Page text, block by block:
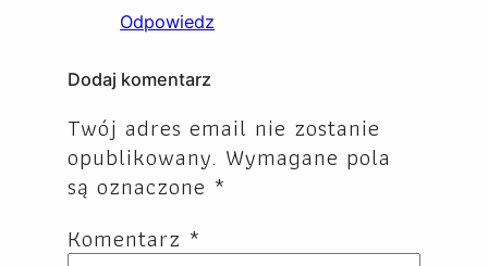
Odpowiedz
Dodaj komentarz
Twój adres email nie zostanie
opublikowany. Wymagane pola
są oznaczone *
Komentarz *